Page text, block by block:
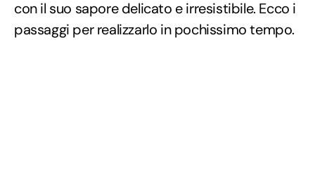
con il suo sapore delicato e irresistibile. Ecco i
passaggi per realizzarlo in pochissimo tempo.